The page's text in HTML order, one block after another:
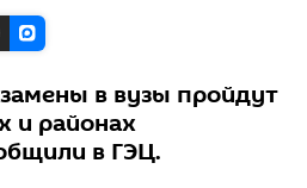
в вузы пройдут
и районах
в ГЭЦ.